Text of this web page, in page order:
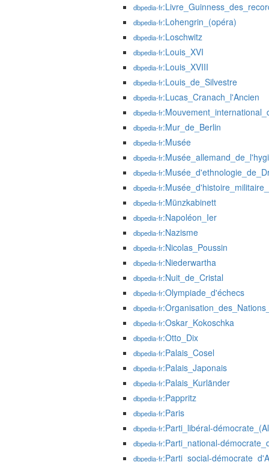
dbpedia-fr
dbpedia-fr:Lohengrin_(opéra)
dbpedia-fr:Loschwitz
dbpedia-fr:Louis_XVI
dbpedia-fr:Louis_XVIII
dbpedia-fr:Louis_de_Silvestre
dbpedia-fr:Lucas_Cranach_l'Ancien
dbpedia-fr
dbpedia-fr:Mur_de_Berlin
dbpedia-fr:Musée
dbpedia-fr
dbpedia-fr
dbpedia-fr
dbpedia-fr:Münzkabinett
dbpedia-fr:Napoléon_Ier
dbpedia-fr:Nazisme
dbpedia-fr:Nicolas_Poussin
dbpedia-fr:Niederwartha
dbpedia-fr:Nuit_de_Cristal
dbpedia-fr:Olympiade_d'échecs
dbpedia-fr
dbpedia-fr:Oskar_Kokoschka
dbpedia-fr:Otto_Dix
dbpedia-fr:Palais_Cosel
dbpedia-fr:Palais_Japonais
dbpedia-fr:Palais_Kurländer
dbpedia-fr:Pappritz
dbpedia-fr:Paris
dbpedia-fr:Parti_libéral-
dbpedia-fr:Parti_national-
dbpedia-fr:Parti_social-